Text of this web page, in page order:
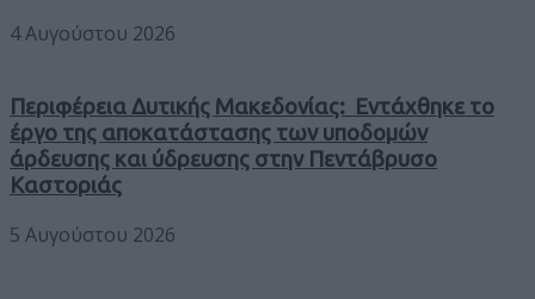
4 Αυγούστου 2026
Περιφέρεια Δυτικής Μακεδονίας: Εντάχθηκε το
έργο της αποκατάστασης των υποδομών
άρδευσης και ύδρευσης στην Πεντάβρυσο
Καστοριάς
5 Αυγούστου 2026